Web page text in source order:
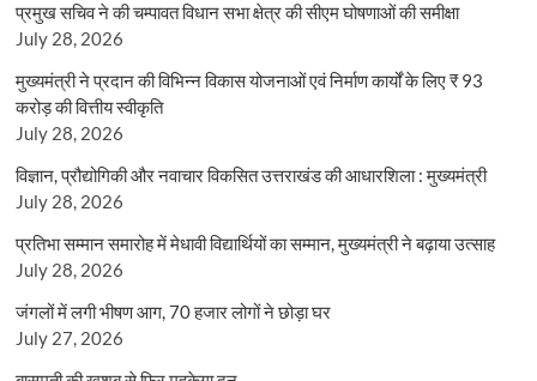
प्रमुख सचिव ने की चम्पावत विधान सभा क्षेत्र की सीएम घोषणाओं की समीक्षा
July 28, 2026
मुख्यमंत्री ने प्रदान की विभिन्न विकास योजनाओं एवं निर्माण कार्यों के लिए ₹ 93
करोड़ की वित्तीय स्वीकृति
July 28, 2026
विज्ञान, प्रौद्योगिकी और नवाचार विकसित उत्तराखंड की आधारशिला : मुख्यमंत्री
July 28, 2026
प्रतिभा सम्मान समारोह में मेधावी विद्यार्थियों का सम्मान, मुख्यमंत्री ने बढ़ाया उत्साह
July 28, 2026
जंगलों में लगी भीषण आग, 70 हजार लोगों ने छोड़ा घर
July 27, 2026